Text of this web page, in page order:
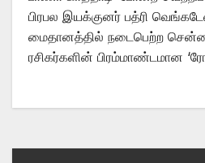
பிரபல இயக்குனர் பத்ரி
மைதானத்தில் நடைபெற்ற
ரசிகர்களின் பிரம்மாண்டமான